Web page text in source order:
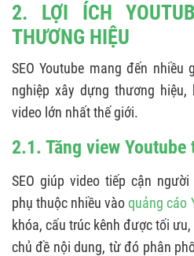
2. LỢI ÍCH
THƯƠNG HIỆU
SEO Youtube mang đến
nghiệp xây dựng thương
video lớn nhất thế giới.
2.1. Tăng view Youtube
SEO giúp video tiếp cận
phụ thuộc nhiều vàoquảng cáo
khóa, cấu trúc kênh được tối
chủ đề nội dung, từ đó phân